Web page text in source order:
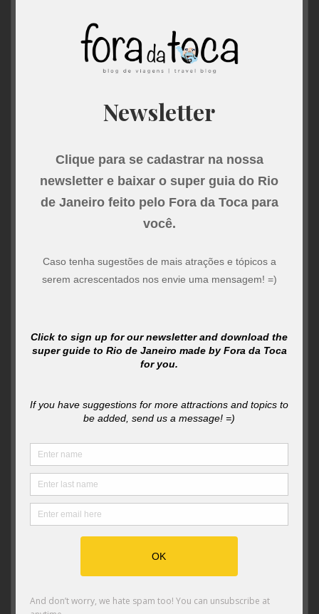
de 15 pessoas. Existem relatos desde casais apaixonados
passando noites por lá (eita povo aventureiro!) até
churrascos e piqueniques. A segunda e terceira partes da
repetidas. Mesmo a primeira parte sendo mais “fácil”,
requer uma boa habilidade e prática em escalada. Um dia
cedidas pela Companhia da Escalada
faz escalada, eu não conhecia nenhuma obviamente) que
beira a silhueta do pescoço da íbis e a Contra-Pino, uma
conseguir chegar ao cume do Pão de Açúcar (Raoni
NESSA não precisa nem cogitar me levar, obrigada, de
nada).